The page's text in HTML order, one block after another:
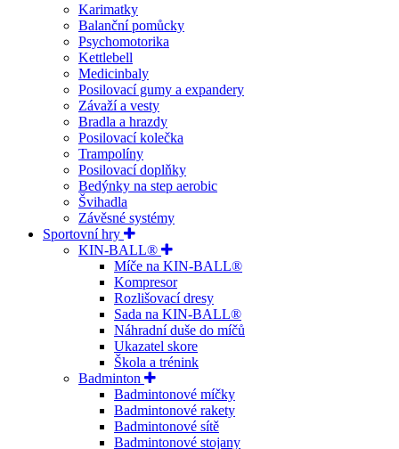
Karimatky
Balanční pomůcky
Psychomotorika
Kettlebell
Medicinbaly
Posilovací gumy a expandery
Závaží a vesty
Bradla a hrazdy
Posilovací kolečka
Trampolíny
Posilovací doplňky
Bedýnky na step aerobic
Švihadla
Závěsné systémy
Sportovní hry
KIN-BALL®
Míče na KIN-BALL®
Kompresor
Rozlišovací dresy
Sada na KIN-BALL®
Náhradní duše do míčů
Ukazatel skore
Škola a trénink
Badminton
Badmintonové míčky
Badmintonové rakety
Badmintonové sítě
Badmintonové stojany